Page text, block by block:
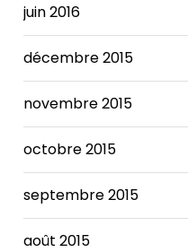
juin 2016
décembre 2015
novembre 2015
octobre 2015
septembre 2015
août 2015